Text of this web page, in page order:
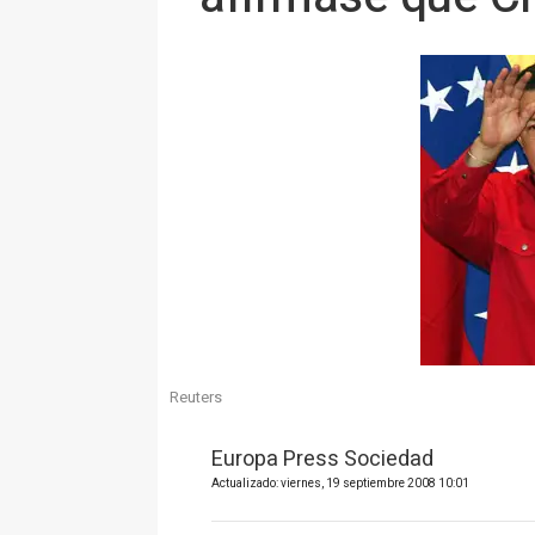
Reuters
Europa Press Sociedad
Actualizado: viernes, 19 septiembre 2008 10:01